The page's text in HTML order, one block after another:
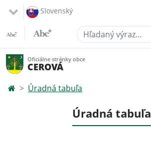
Slovenský
Hľadaný výraz...
Oficiálne stránky obce
CEROVÁ
Úradná tabuľa
Úradná tabuľa